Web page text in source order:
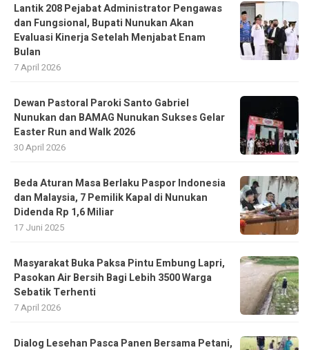
Lantik 208 Pejabat Administrator Pengawas
dan Fungsional, Bupati Nunukan Akan
Evaluasi Kinerja Setelah Menjabat Enam
Bulan
7 April 2026
Dewan Pastoral Paroki Santo Gabriel
Nunukan dan BAMAG Nunukan Sukses Gelar
Easter Run and Walk 2026
30 April 2026
Beda Aturan Masa Berlaku Paspor Indonesia
dan Malaysia, 7 Pemilik Kapal di Nunukan
Didenda Rp 1,6 Miliar
17 Juni 2025
Masyarakat Buka Paksa Pintu Embung Lapri,
Pasokan Air Bersih Bagi Lebih 3500 Warga
Sebatik Terhenti
7 April 2026
Dialog Lesehan Pasca Panen Bersama Petani,